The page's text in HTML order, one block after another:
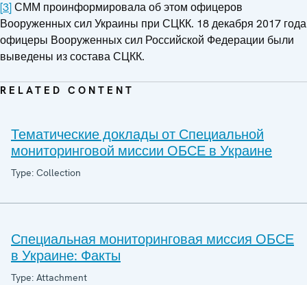
[3]СММ проинформировала об этом офицеров
Вооруженных сил Украины при СЦКК. 18 декабря 2017 года
офицеры Вооруженных сил Российской Федерации были
выведены из состава СЦКК.
RELATED CONTENT
Тематические доклады от Специальной
мониторинговой миссии ОБСЕ в Украине
Type: Collection
Специальная мониторинговая миссия ОБСЕ
в Украине: Факты
Type: Attachment